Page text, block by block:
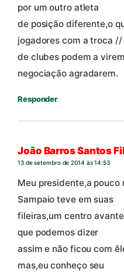
por um outro atleta
de posição diferente,o
jogadores com a troca //
de clubes podem a
negociação agradarem.
Responder
João Barros Santos
13 de setembro de 2014 às 14:53
Meu presidente,a pouco
Sampaio teve em suas
fileiras,um centro
que podemos dizer
assim e não ficou com
mas,eu conheço seu